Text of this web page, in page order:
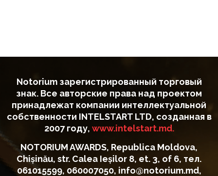
Notorium зарегистрированный торговый
знак. Все авторские права над проектом
принадлежат компании интеллектуальной
собственности INTELSTART LTD, созданная в
2007 году, www.intelstart.md.
NOTORIUM AWARDS, Republica Moldova,
Chișinău, str. Calea Ieșilor 8, et. 3, of 6, тел.
061015599, 060007050, info@notorium.md,